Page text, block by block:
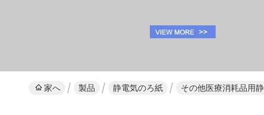
家へ 製品 静電気のろ紙 その他医療消耗品用